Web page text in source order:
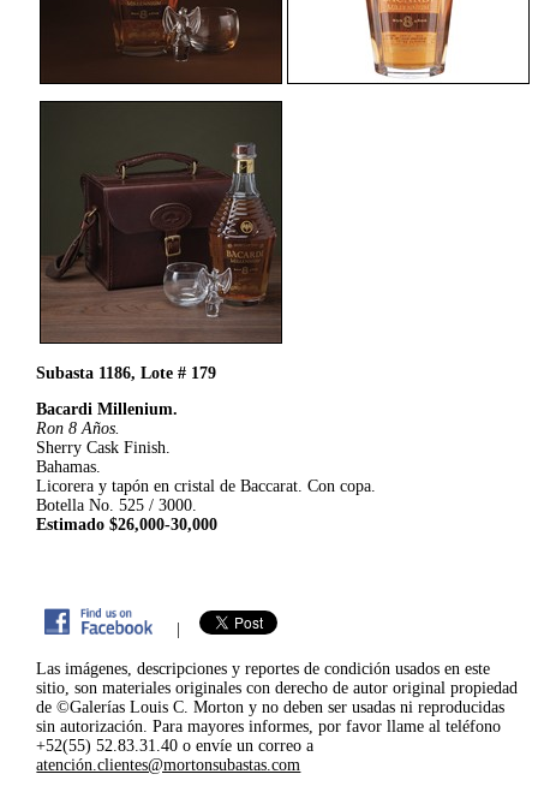
Subasta 1186, Lote # 179
Bacardi Millenium.
Ron 8 Años.
Sherry Cask Finish.
Bahamas.
Licorera y tapón en cristal de Baccarat. Con copa.
Botella No. 525 / 3000.
Estimado $26,000-30,000
|
Las imágenes, descripciones y reportes de condición usados en este
sitio, son materiales originales con derecho de autor original propiedad
de ©Galerías Louis C. Morton y no deben ser usadas ni reproducidas
sin autorización. Para mayores informes, por favor llame al teléfono
+52(55) 52.83.31.40 o envíe un correo a
atención.clientes@mortonsubastas.com